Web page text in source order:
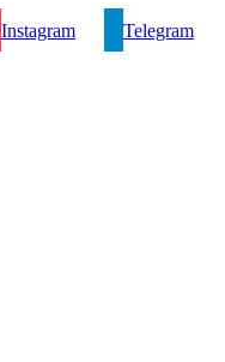
Instagram
Telegram